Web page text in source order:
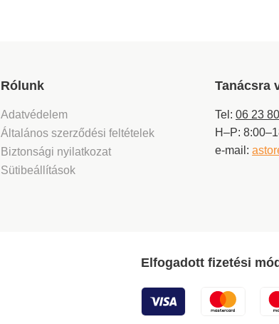
Rólunk
Adatvédelem
Általános szerződési feltételek
Biztonsági nyilatkozat
Sütibeállítások
Tanácsra
Tel: 06 23
H–P:
e-mail:
Elfogadott fizetési